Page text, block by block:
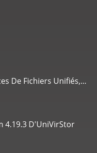
De Fichiers Unifiés,...
4.19.3 D'UniVirStor